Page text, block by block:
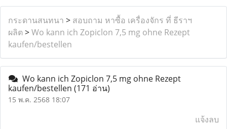
กระดานสนทนา > สอบถาม หาซื้อ เครื่องจักร ที่ ธีราฯ
ผลิต >Wo kann ich Zopiclon 7,5 mg ohne Rezept
kaufen/bestellen
Wo kann ich Zopiclon 7,5 mg ohne Rezept
kaufen/bestellen (171 อ่าน)
15 พ.ค. 2568 18:07
แจ้งลบ